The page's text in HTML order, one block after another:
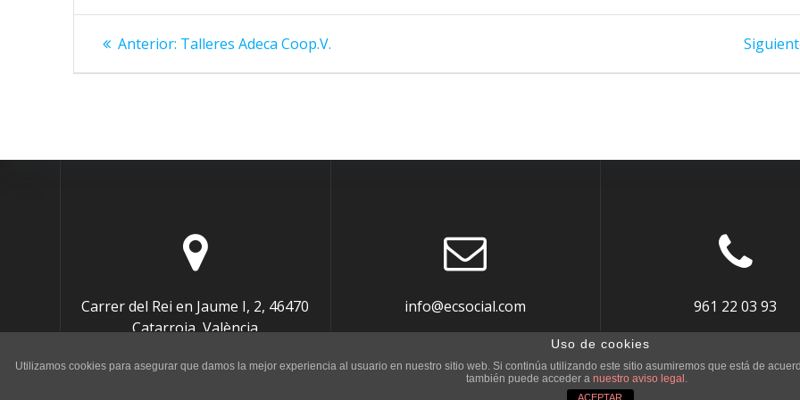
Navegación
de
Anterior: Entrada
Talleres Adeca Coop.V.
Carrer del Rei en Jaume I, 2, 46470
Catarroja, València
info@ecsocial.com 961 22 03 93
Uso de cookies
Utilizamos cookies para asegurar que damos la mejor experiencia al usuario en nuestro sitio web. Si continúa utilizando este sitio asumiremos que está de
también puede acceder a nuestro aviso legal.
ACEPTAR